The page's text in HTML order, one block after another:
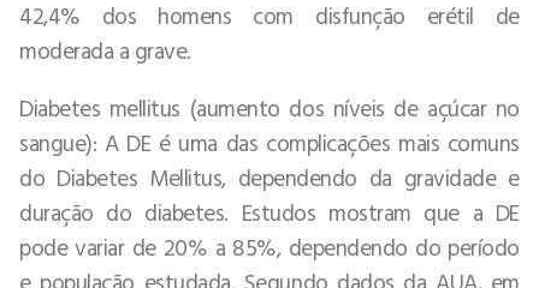
42,4% dos homens com disfunção erétil de
moderada a grave.
Diabetes mellitus (aumento dos níveis de açúcar no
sangue): A DE é uma das complicações mais comuns
do Diabetes Mellitus, dependendo da gravidade e
duração do diabetes. Estudos mostram que a DE
pode variar de 20% a 85%, dependendo do período